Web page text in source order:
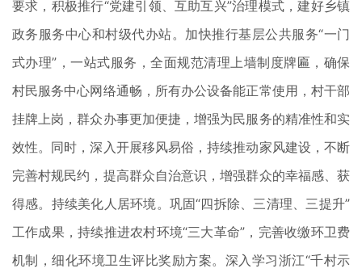
要求，积极推行“党建引领、互助互兴”治理模式，建好乡镇
政务服务中心和村级代办站。加快推行基层公共服务“一门
式办理”，一站式服务，全面规范清理上墙制度牌匾，确保
村民服务中心网络通畅，所有办公设备能正常使用，村干部
挂牌上岗，群众办事更加便捷，增强为民服务的精准性和实
效性。同时，深入开展移风易俗，持续推动家风建设，不断
完善村规民约，提高群众自治意识，增强群众的幸福感、获
得感。持续美化人居环境。巩固“四拆除、三清理、三提升”
工作成果，持续推进农村环境“三大革命”，完善收缴环卫费
机制，细化环境卫生评比奖励方案。深入学习浙江“千村示